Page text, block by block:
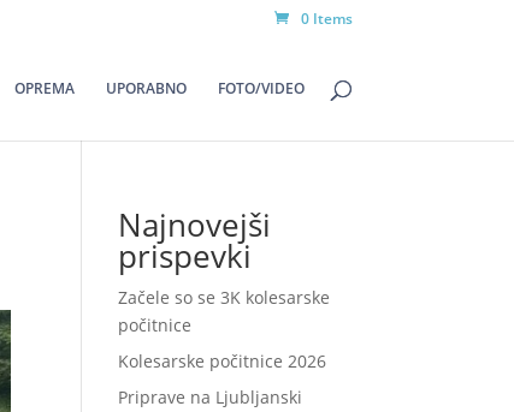
0 Items
OPREMA UPORABNO FOTO/VIDEO
Najnovejši
prispevki
Začele so se 3K kolesarske
počitnice
Kolesarske počitnice 2026
Priprave na Ljubljanski